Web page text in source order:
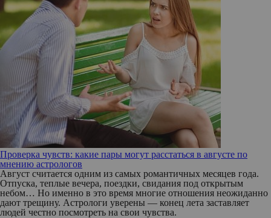
Проверка чувств: какие пары могут расстаться в августе по
мнению астрологов
Август считается одним из самых романтичных месяцев года.
Отпуска, теплые вечера, поездки, свидания под открытым
небом… Но именно в это время многие отношения неожиданно
дают трещину. Астрологи уверены — конец лета заставляет
людей честно посмотреть на свои чувства.